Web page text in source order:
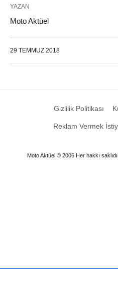
YAZAN
Moto Aktüel
29 TEMMUZ 2018
Gizlilik Politikası
Reklam Vermek
Moto Aktüel © 2006 Her hakkı